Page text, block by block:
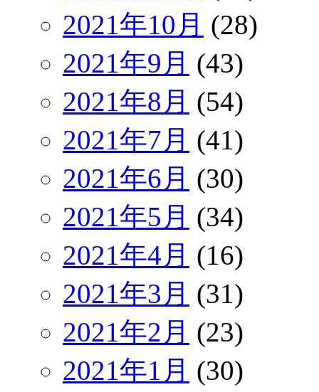
2021年10月 (28)
2021年9月 (43)
2021年8月 (54)
2021年7月 (41)
2021年6月 (30)
2021年5月 (34)
2021年4月 (16)
2021年3月 (31)
2021年2月 (23)
2021年1月 (30)